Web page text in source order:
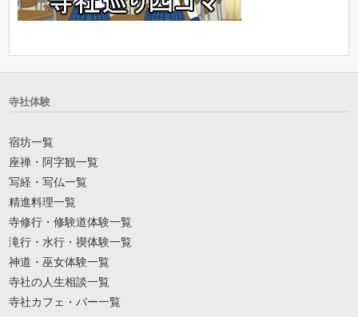
寺社体験
宿坊一覧
座禅・阿字観一覧
写経・写仏一覧
精進料理一覧
寺修行・修験道体験一覧
滝行・水行・禊体験一覧
神道・巫女体験一覧
寺社の人生相談一覧
寺社カフェ・バー一覧